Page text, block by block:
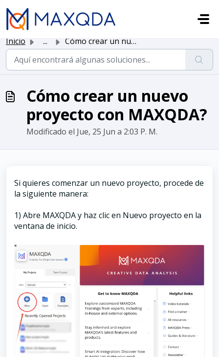
Saltar al contenido principal
Inicio ... Cómo crear un nuevo proyecto con MAXQDA?
Cómo crear un nuevo
proyecto con MAXQDA?
Modificado el Jue, 25 Jun a 2:03 P. M.
Si quieres comenzar un nuevo proyecto, procede de
la siguiente manera:
1) Abre MAXQDA y haz clic en Nuevo proyecto en la
ventana de inicio.